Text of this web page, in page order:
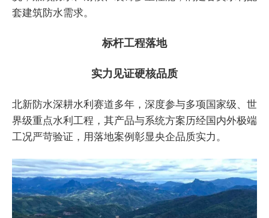
套建筑防水需求。
标杆工程落地
实力见证硬核品质
北新防水深耕水利赛道多年，深度参与多项国家级、世
界级重点水利工程，其产品与系统方案历经国内外极端
工况严苛验证，用落地案例彰显央企品质实力。